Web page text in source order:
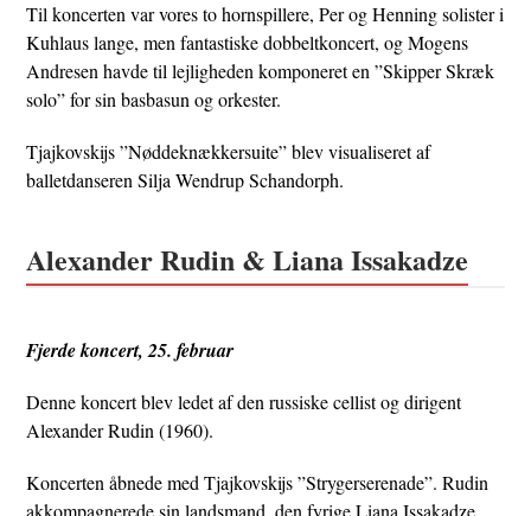
Til koncerten var vores to hornspillere, Per og Henning solister i
Kuhlaus lange, men fantastiske dobbeltkoncert, og Mogens
Andresen havde til lejligheden komponeret en ”Skipper Skræk
solo” for sin basbasun og orkester.
Tjajkovskijs ”Nøddeknækkersuite” blev visualiseret af
balletdanseren Silja Wendrup Schandorph.
Alexander Rudin & Liana Issakadze
Fjerde koncert, 25. februar
Denne koncert blev ledet af den russiske cellist og dirigent
Alexander Rudin (1960).
Koncerten åbnede med Tjajkovskijs ”Strygerserenade”. Rudin